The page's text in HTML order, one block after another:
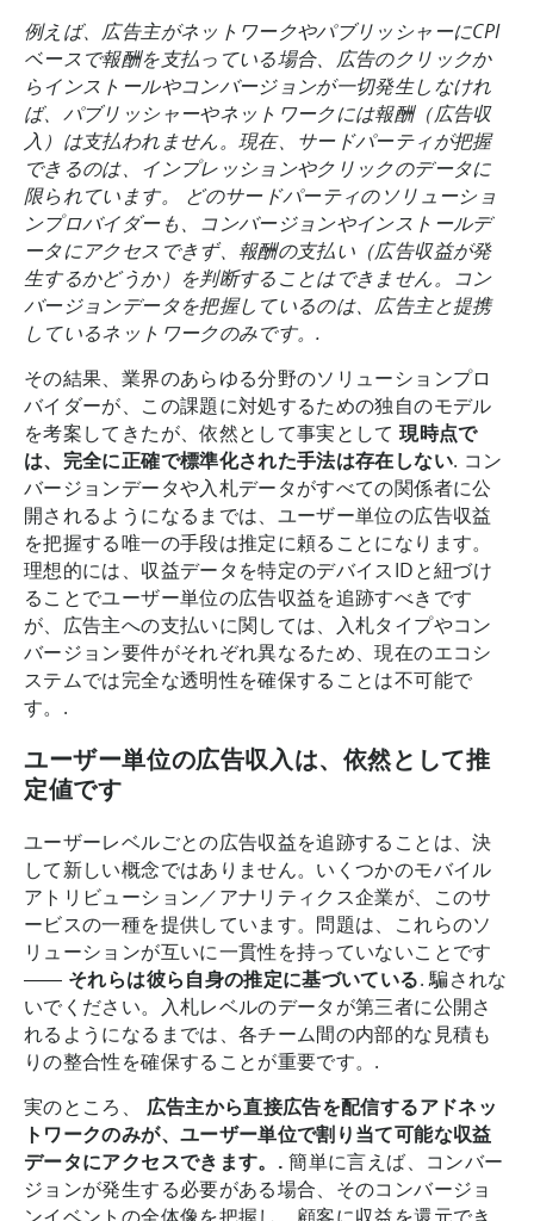
例えば、広告主がネットワークやパブリッシャーにCPI
ベースで報酬を支払っている場合、広告のクリックか
らインストールやコンバージョンが一切発生しなけれ
ば、パブリッシャーやネットワークには報酬（広告収
入）は支払われません。現在、サードパーティが把握
できるのは、インプレッションやクリックのデータに
限られています。 どのサードパーティのソリューショ
ンプロバイダーも、コンバージョンやインストールデ
ータにアクセスできず、報酬の支払い（広告収益が発
生するかどうか）を判断することはできません。コン
バージョンデータを把握しているのは、広告主と提携
しているネットワークのみです。.
その結果、業界のあらゆる分野のソリューションプロ
バイダーが、この課題に対処するための独自のモデル
を考案してきたが、依然として事実として現時点で
は、完全に正確で標準化された手法は存在しない. コン
バージョンデータや入札データがすべての関係者に公
開されるようになるまでは、ユーザー単位の広告収益
を把握する唯一の手段は推定に頼ることになります。
理想的には、収益データを特定のデバイスIDと紐づけ
ることでユーザー単位の広告収益を追跡すべきです
が、広告主への支払いに関しては、入札タイプやコン
バージョン要件がそれぞれ異なるため、現在のエコシ
ステムでは完全な透明性を確保することは不可能で
す。.
ユーザー単位の広告収入は、依然として推
定値です
ユーザーレベルごとの広告収益を追跡することは、決
して新しい概念ではありません。いくつかのモバイル
アトリビューション／アナリティクス企業が、このサ
ービスの一種を提供しています。問題は、これらのソ
リューションが互いに一貫性を持っていないことです
―― それらは彼ら自身の推定に基づいている. 騙されな
いでください。入札レベルのデータが第三者に公開さ
れるようになるまでは、各チーム間の内部的な見積も
りの整合性を確保することが重要です。.
実のところ、 広告主から直接広告を配信するアドネッ
トワークのみが、ユーザー単位で割り当て可能な収益
データにアクセスできます。. 簡単に言えば、コンバー
ジョンが発生する必要がある場合、そのコンバージョ